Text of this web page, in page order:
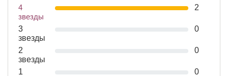
4
звезды
2
3
звезды
0
2
звезды
0
1
0